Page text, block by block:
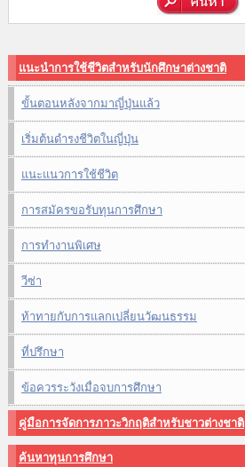
แนะนำการใช้ชีวิตสำหรับนักศึกษาต่างชาติ
ขั้นตอนหลังจากมาญี่ปุ่นแล้ว
เริ่มต้นดำรงชีวิตในญี่ปุ่น
แนะแนวการใช้ชีวิต
การสมัครขอรับทุนการศึกษา
การทำงานพิเศษ
วีซ่า
ท้าทายกับการแลกเปลี่ยนวัฒนธรรม
ที่ปรึกษา
ข้อควรระวังเมื่อจบการศึกษา
คู่มือการจัดการภาวะวิกฤติสำหรับชาวต่างชาติ
ค้นหาทุนการศึกษา